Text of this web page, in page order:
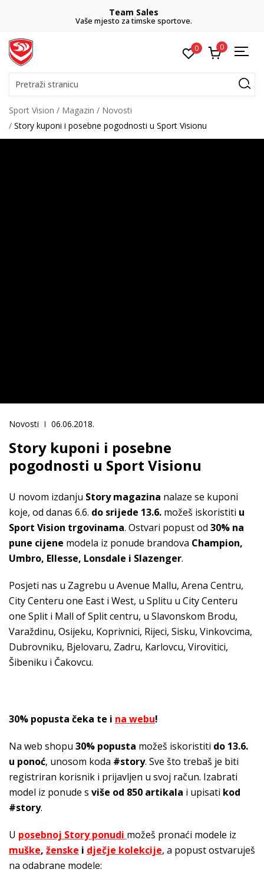
Team Sales
Vaše mjesto za timske sportove.
0 0
Pretraži stranicu
Sport Vision Magazin
Novosti
Story kuponi i posebne pogodnosti u Sport Visionu
Novosti 06.06.2018.
Story kuponi i posebne
pogodnosti u Sport Visionu
U novom izdanju Story magazina nalaze se kuponi
koje, od danas 6.6. do srijede 13.6. možeš iskoristiti u
Sport Vision trgovinama. Ostvari popust od 30% na
pune cijene modela iz ponude brandova Champion,
Umbro, Ellesse, Lonsdale i Slazenger.
Posjeti nas u Zagrebu u Avenue Mallu, Arena Centru,
City Centeru one East i West, u Splitu u City Centeru
one Split i Mall of Split centru, u Slavonskom Brodu,
Varaždinu, Osijeku, Koprivnici, Rijeci, Sisku, Vinkovcima,
Dubrovniku, Bjelovaru, Zadru, Karlovcu, Virovitici,
Šibeniku i Čakovcu.
30% popusta čeka te i na webu!
Na web shopu 30% popusta možeš iskoristiti do 13.6.
u ponoć, unosom koda #story. Sve što trebaš je biti
registriran korisnik i prijavljen u svoj račun. Izabrati
model iz ponude s više od 850 artikala i upisati kod
#story.
U posebnoj Story ponudi možeš pronaći modele iz
muške, ženske i dječje kolekcije, a popust ostvaruješ
na odabrane modele: